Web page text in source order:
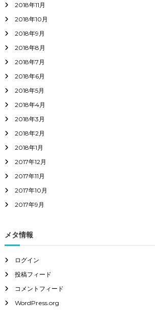
2018年11月
2018年10月
2018年9月
2018年8月
2018年7月
2018年6月
2018年5月
2018年4月
2018年3月
2018年2月
2018年1月
2017年12月
2017年11月
2017年10月
2017年9月
メタ情報
ログイン
投稿フィード
コメントフィード
WordPress.org